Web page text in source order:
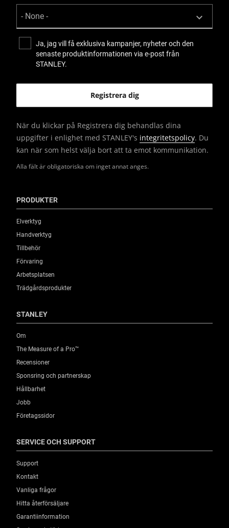
Alla fält är obligatoriska om inget annat anges.
Ja, jag vill få exklusiva kampanjer, nyheter och den
senaste produktinformationen via e-post från
STANLEY.
När du klickar på Registrera dig behandlas dina
uppgifter i enlighet med STANLEY's integritetspolicy. Du
kan när som helst välja bort att ta emot kommunikation.
PRODUKTER
Elverktyg
Handverktyg
Tillbehör
Förvaring
Arbetsplatsen
Trädgårdsprodukter
STANLEY
Om
The Measure of a Pro™
Recensioner
Sponsring och partnerskap
Hållbarhet
Jobb
Företagssidor
SERVICE OCH SUPPORT
Support
Kontakt
Vanliga frågor
Hitta återförsäljare
Garantiinformation